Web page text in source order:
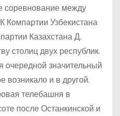
соревнование между
Компартии Узбекистана
Казахстана Д.
столиц двух республик.
значительный
возникало и в другой.
телебашня в
после Останкинской и